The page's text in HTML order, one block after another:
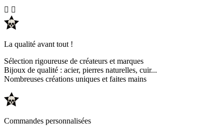
 
La qualité avant tout !
Sélection rigoureuse de créateurs et marques
Bijoux de qualité : acier, pierres naturelles, cuir...
Nombreuses créations uniques et faites mains
Commandes personnalisées